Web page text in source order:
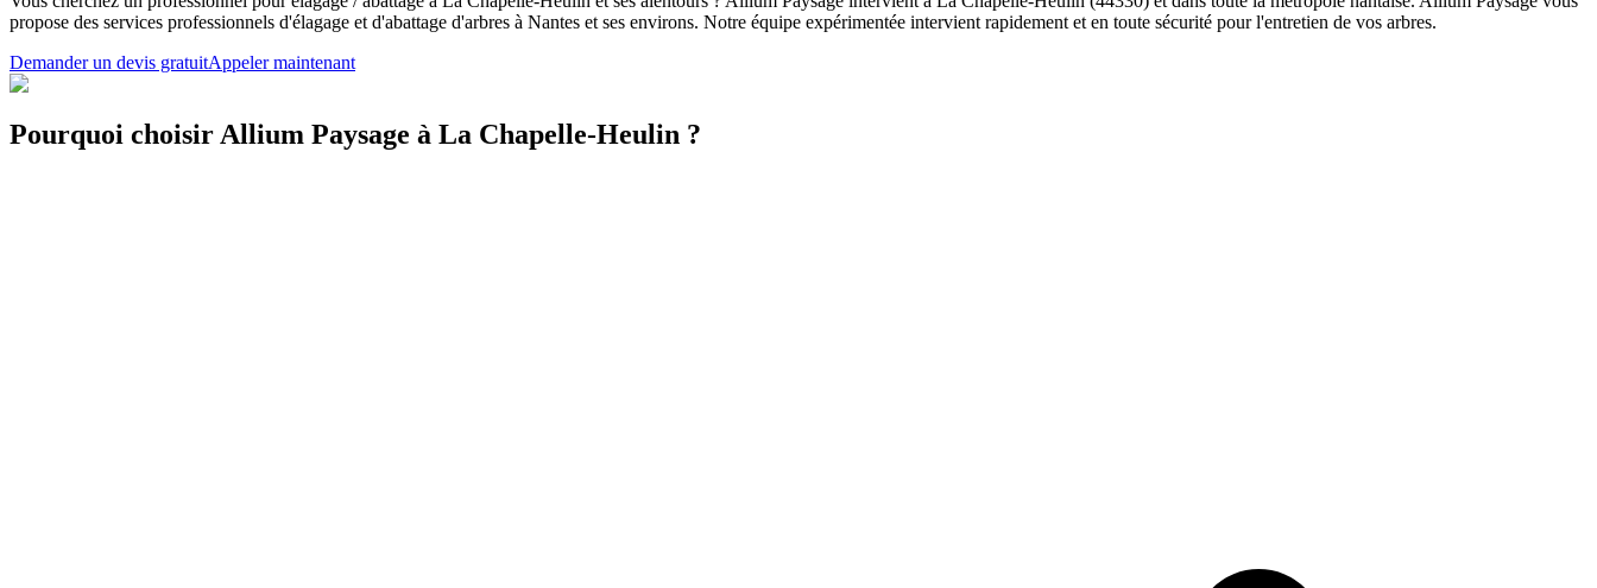
propose des services professionnels d'élagage et d'abattage d'arbres à Nantes et ses environs. Notre équipe expérimentée intervient rapidement et en toute sécurité pour l'entretien de vos arbres.
Demander un devis gratuitAppeler maintenant
Pourquoi choisir Allium Paysage à La Chapelle-Heulin ?